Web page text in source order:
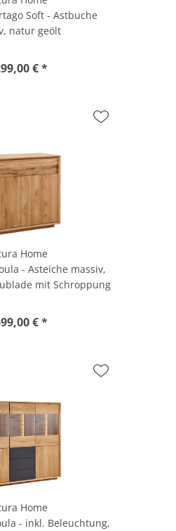
Soft - Astbuche
natur geölt
€ *
Home
- Asteiche massiv,
mit Schroppung
€ *
Home
- inkl. Beleuchtung,